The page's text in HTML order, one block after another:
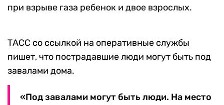
при взрыве газа ребенок и двое взрослых.
ТАСС со ссылкой на оперативные службы
пишет, что пострадавшие люди могут быть под
завалами дома.
«Под завалами могут быть люди. На место